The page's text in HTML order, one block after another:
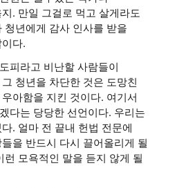
. 만일 그걸로 먹고 살게라도
청년에게 감사 인사를 받을
다.
피라고 비난할 사람들이
청년을 차단한 것은 도망친
아함을 지킨 것이다. 여기서
다는 당당한 선언이다. 우리는
. 얼마 전 끝내 헌법 전문에
을 반드시 다시 끌어올리게 될
런 모욕적인 말을 듣지 않게 될